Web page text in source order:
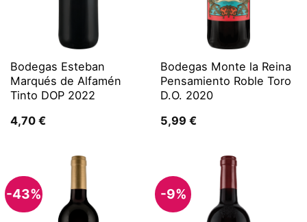
Bodegas Esteban
Marqués de Alfamén
Tinto DOP 2022
4,70 €
Bodegas Monte la Reina
Pensamiento Roble Toro
D.O. 2020
5,99 €
-43% -9%